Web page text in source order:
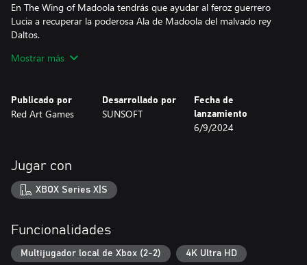
En The Wing of Madoola tendrás que ayudar al feroz guerrero
Lucia a recuperar la poderosa Ala de Madoola del malvado rey
Daltos.
En Firework Thrower Kantaro's 53 Stations of the Tokaido serás el
En Ripple Island jugarás como Kyle, un joven chico que sueña con
una vida mejor y que acude a la llamada de ayuda del rey Dotella
Además de implementar la traducción en los 3 títulos, se han
añadido muchas otras características para hacer que la
jugadores actuales.
Mostrar más
Publicado por
Red Art Games
Desarrollado por
SUNSOFT
Fecha de
lanzamiento
6/9/2024
Jugar con
XBOX Series X|S
Funcionalidades
Multijugador local de Xbox (2-2) 4K Ultra HD